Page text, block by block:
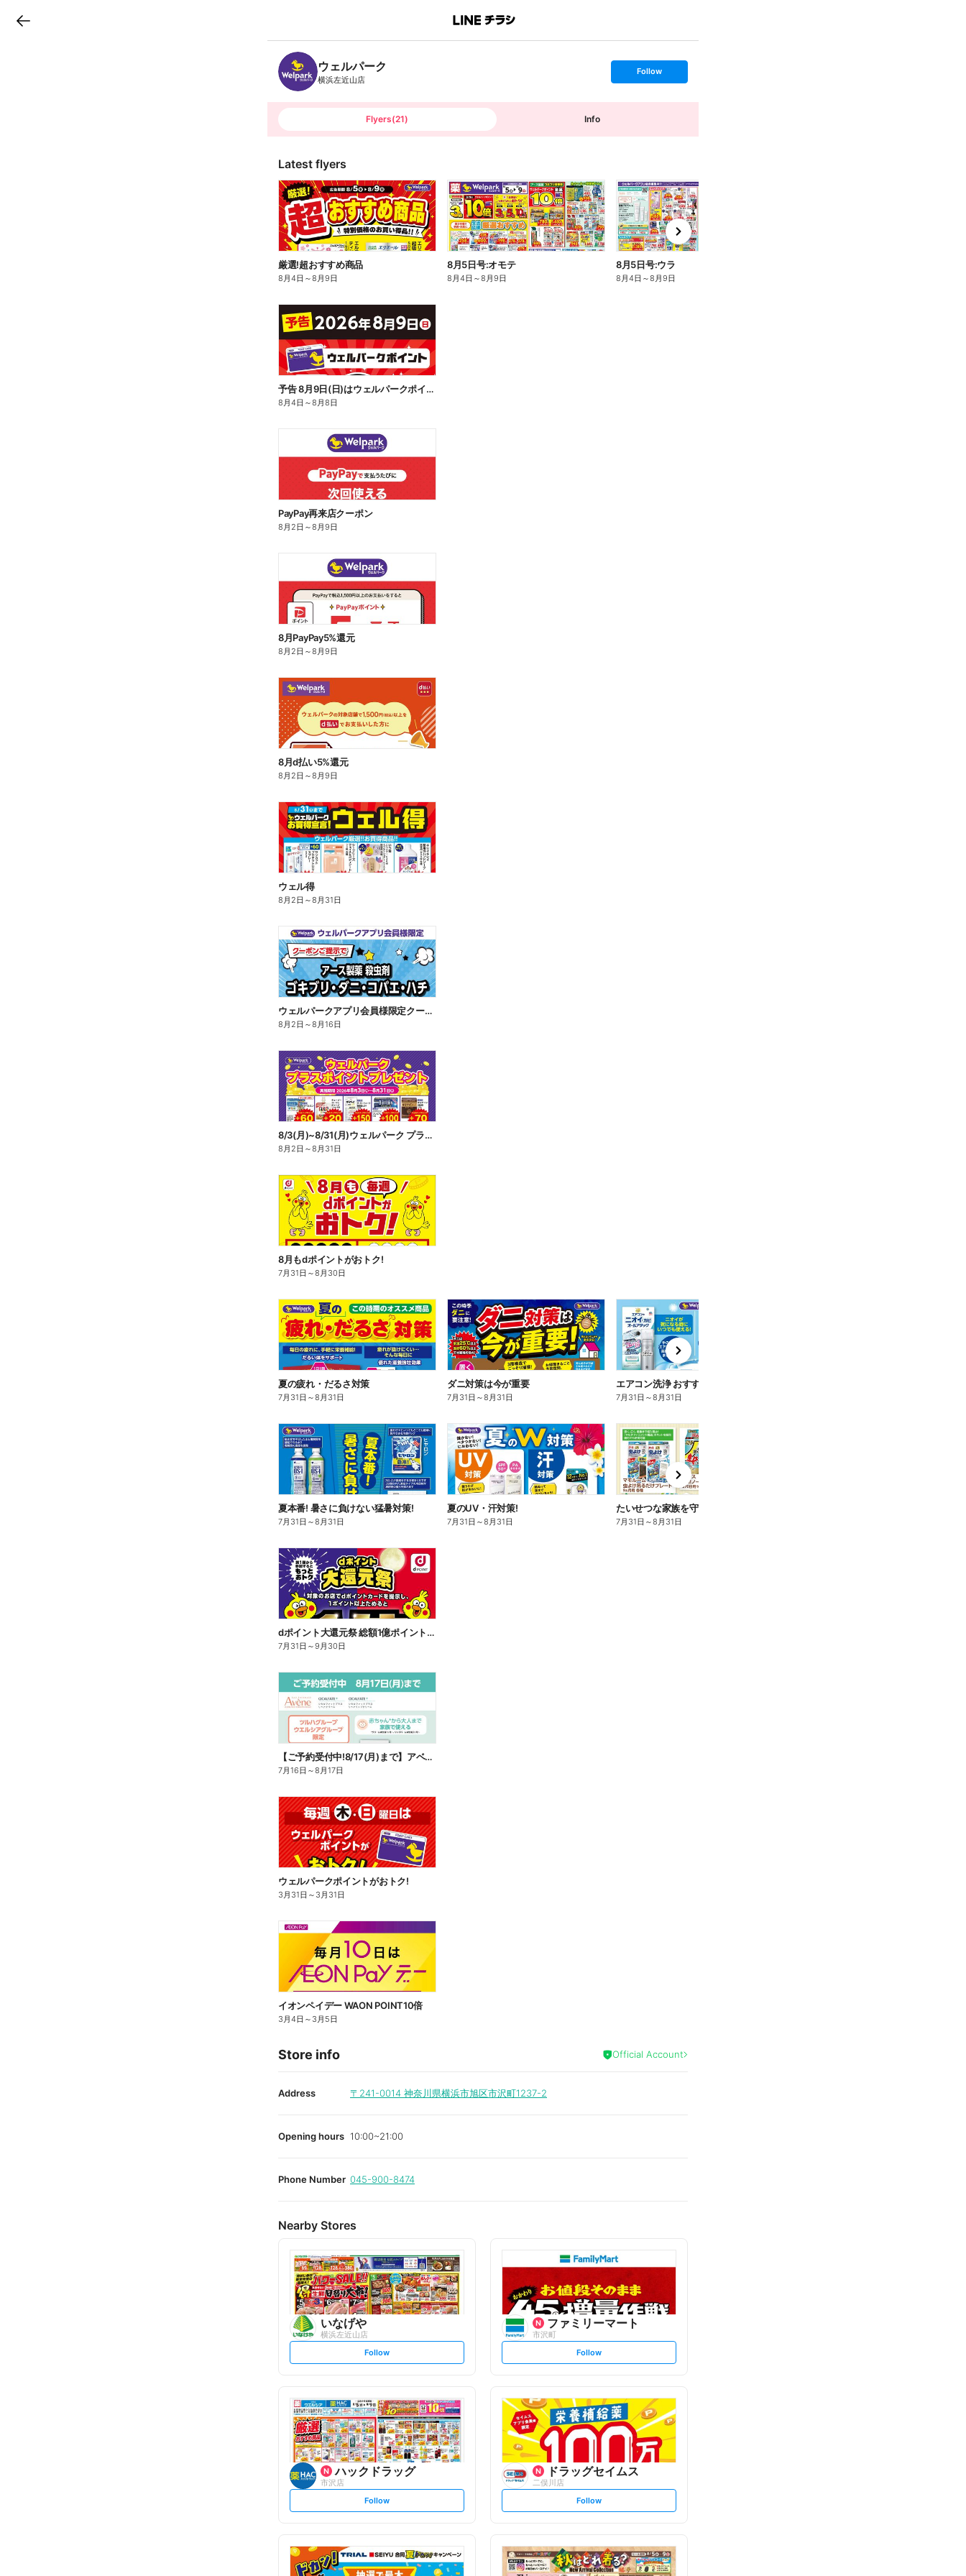
B
n
c
h
T
ウェルパーク
横浜左近山店
s
t
o
Follow
Flyers(21) Info
Latest flyers
厳選!超おすすめ商品
8月4日 ～8月9日
8月5日号:オモテ
8月4日 ～8月9日
8月5日号:ウラ
8月4日 ～8月9日
n
e
x
t
予告 8月9日(日)はウェルパークポイント10倍!
8月4日 ～8月8日
PayPay再来店クーポン
8月2日 ～8月9日
8月PayPay5%還元
8月2日 ～8月9日
8月d払い5%還元
8月2日 ～8月9日
ウェル得
8月2日 ～8月31日
ウェルパークアプリ会員様限定クーポン配信中!
8月2日 ～8月16日
8/3(月)~8/31(月)ウェルパーク プラスポイントプレゼント
8月2日 ～8月31日
8月もdポイントがおトク!
7月31日 ～8月30日
夏の疲れ・だるさ対策
7月31日 ～8月31日
ダニ対策は今が重要
7月31日 ～8月31日
エアコン洗浄 おすすめ4選
7月31日 ～8月31日
n
e
x
t
夏本番! 暑さに負けない猛暑対策!
7月31日 ～8月31日
夏のUV・汗対策!
7月31日 ～8月31日
たいせつな家族を守る虫対策特集!
7月31日 ～8月31日
e
x
dポイント大還元祭 総額1億ポイント山分けキャンペーン
7月31日 ～9月30日
【ご予約受付中!8/17(月)まで】アベンヌ シカルファット
7月16日 ～8月17日
ウェルパークポイントがおトク!
3月31日 ～ 3月31日
イオンペイデー WAON POINT10倍
3月4日 ～ 3月5日
Store info Official Account
Address 〒241-0014 神奈川県横浜市旭区市沢町1237-2
Opening hours 10:00~21:00
Phone Number 045-900-8474
Nearby Stores
いなげや
横浜左近山店
s
t
l
o
w
Follow
ファミリーマート
市沢町
s
t
l
o
w
Follow
ハックドラッグ
市沢店
s
t
o
w
Follow
ドラッグセイムス
二俣川店
s
t
l
o
w
Follow